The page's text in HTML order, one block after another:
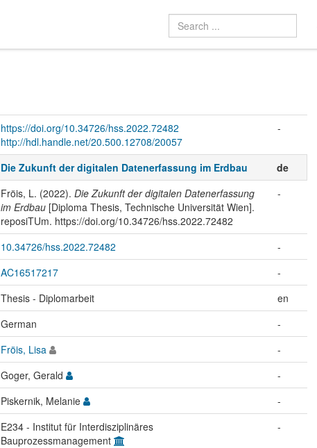
https://doi.org/10.34726/hss.2022.72482
http://hdl.handle.net/20.500.12708/20057
-
Die Zukunft der digitalen Datenerfassung im Erdbau
de
Fröis, L. (2022). Die Zukunft der digitalen Datenerfassung
im Erdbau[Diploma Thesis, Technische Universität Wien].
reposiTUm. https://doi.org/10.34726/hss.2022.72482
-
10.34726/hss.2022.72482
-
AC16517217
-
Thesis - Diplomarbeit
en
German
-
Fröis, Lisa
-
Goger, Gerald
-
Piskernik, Melanie
-
E234 - Institut für Interdisziplinäres
Bauprozessmanagement
-